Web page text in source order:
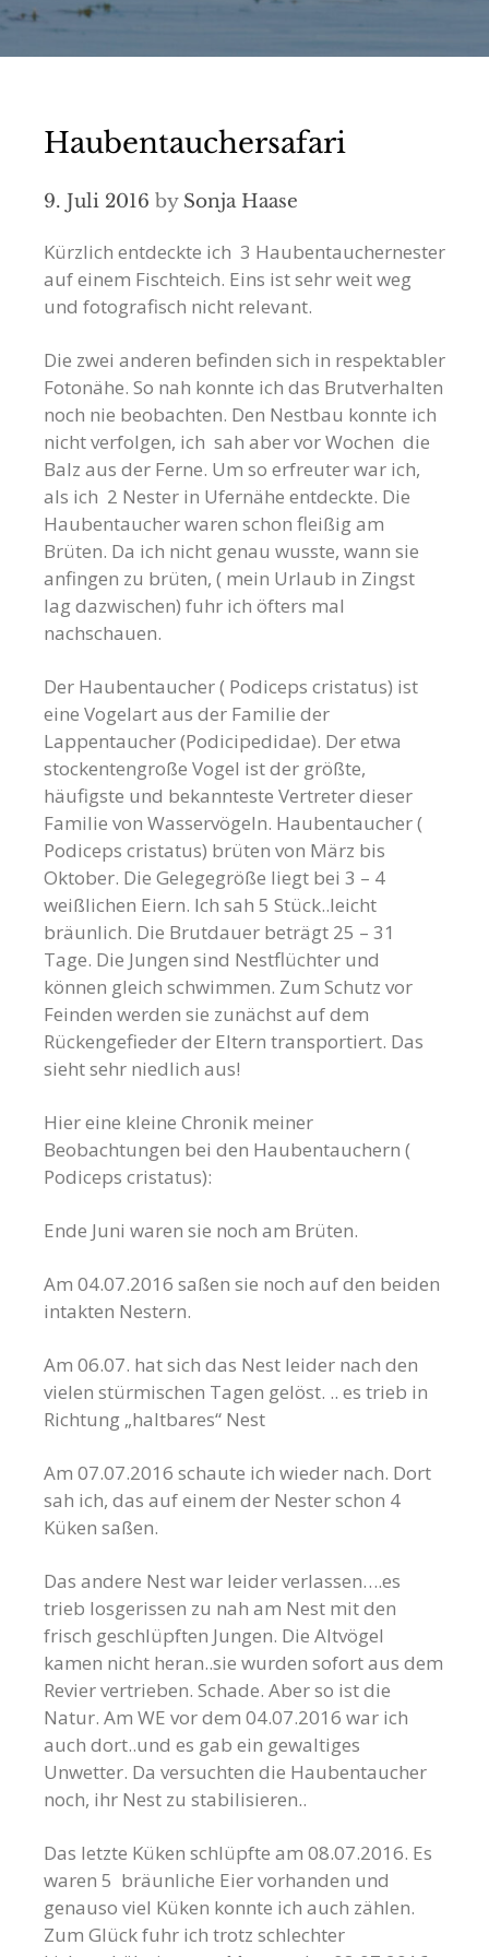
Haubentauchersafari
9. Juli 2016 by Sonja Haase
Kürzlich entdeckte ich 3 Haubentauchernester
auf einem Fischteich. Eins ist sehr weit weg
und fotografisch nicht relevant.
Die zwei anderen befinden sich in respektabler
Fotonähe. So nah konnte ich das Brutverhalten
noch nie beobachten. Den Nestbau konnte ich
nicht verfolgen, ich sah aber vor Wochen die
Balz aus der Ferne. Um so erfreuter war ich,
als ich 2 Nester in Ufernähe entdeckte. Die
Haubentaucher waren schon fleißig am
Brüten. Da ich nicht genau wusste, wann sie
anfingen zu brüten, ( mein Urlaub in Zingst
lag dazwischen) fuhr ich öfters mal
nachschauen.
Der Haubentaucher ( Podiceps cristatus) ist
eine Vogelart aus der Familie der
Lappentaucher (Podicipedidae). Der etwa
stockentengroße Vogel ist der größte,
häufigste und bekannteste Vertreter dieser
Familie von Wasservögeln. Haubentaucher (
Podiceps cristatus) brüten von März bis
Oktober. Die Gelegegröße liegt bei 3 – 4
weißlichen Eiern. Ich sah 5 Stück..leicht
bräunlich. Die Brutdauer beträgt 25 – 31
Tage. Die Jungen sind Nestflüchter und
können gleich schwimmen. Zum Schutz vor
Feinden werden sie zunächst auf dem
Rückengefieder der Eltern transportiert. Das
sieht sehr niedlich aus!
Hier eine kleine Chronik meiner
Beobachtungen bei den Haubentauchern (
Podiceps cristatus):
Ende Juni waren sie noch am Brüten.
Am 04.07.2016 saßen sie noch auf den beiden
intakten Nestern.
Am 06.07. hat sich das Nest leider nach den
vielen stürmischen Tagen gelöst. .. es trieb in
Richtung „haltbares“ Nest
Am 07.07.2016 schaute ich wieder nach. Dort
sah ich, das auf einem der Nester schon 4
Küken saßen.
Das andere Nest war leider verlassen….es
trieb losgerissen zu nah am Nest mit den
frisch geschlüpften Jungen. Die Altvögel
kamen nicht heran..sie wurden sofort aus dem
Revier vertrieben. Schade. Aber so ist die
Natur. Am WE vor dem 04.07.2016 war ich
auch dort..und es gab ein gewaltiges
Unwetter. Da versuchten die Haubentaucher
noch, ihr Nest zu stabilisieren..
Das letzte Küken schlüpfte am 08.07.2016. Es
waren 5 bräunliche Eier vorhanden und
genauso viel Küken konnte ich auch zählen.
Zum Glück fuhr ich trotz schlechter